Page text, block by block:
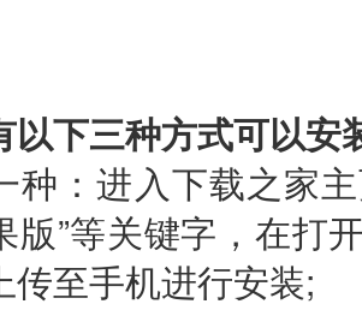
以下三种方式可以安
：进入下载之家主
版”等关键字，在打
传至手机进行安装;